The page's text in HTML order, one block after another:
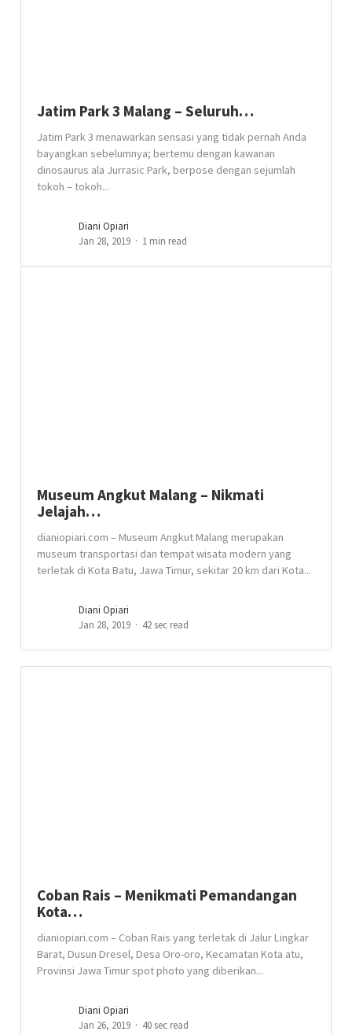
Jatim Park 3 Malang – Seluruh…
Jatim Park 3 menawarkan sensasi yang tidak pernah Anda
bayangkan sebelumnya; bertemu dengan kawanan
dinosaurus ala Jurrasic Park, berpose dengan sejumlah
tokoh – tokoh...
Diani Opiari
Jan 28, 2019
1 min read
Museum Angkut Malang – Nikmati
Jelajah…
dianiopiari.com – Museum Angkut Malang merupakan
museum transportasi dan tempat wisata modern yang
terletak di Kota Batu, Jawa Timur, sekitar 20 km dari Kota...
Diani Opiari
Jan 28, 2019
42 sec read
Coban Rais – Menikmati Pemandangan
Kota…
dianiopiari.com – Coban Rais yang terletak di Jalur Lingkar
Barat, Dusun Dresel, Desa Oro-oro, Kecamatan Kota atu,
Provinsi Jawa Timur spot photo yang diberikan...
Diani Opiari
Jan 26, 2019
40 sec read